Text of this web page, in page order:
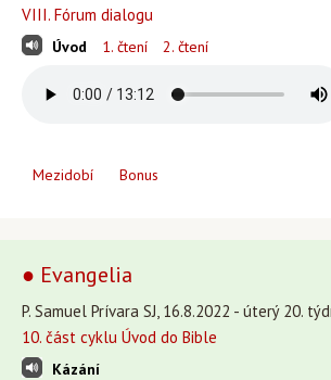
VIII. Fórum dialogu
Úvod 1. čtení 2. čtení
Mezidobí Bonus
● Evangelia
P. Samuel Prívara SJ, 16.8.2022 - úterý 20.
10. část cyklu Úvod do Bible
Kázání